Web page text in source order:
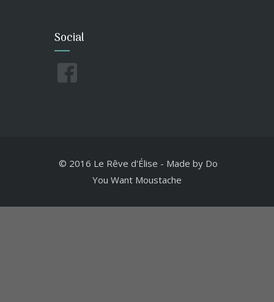
Social
© 2016 Le Rêve d'Élise - Made by Do
You Want Moustache